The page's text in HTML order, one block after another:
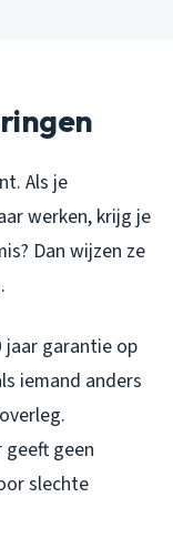
Als je
werken, krijg je
Dan wijzen ze
jaar garantie op
iemand anders
geen
slechte